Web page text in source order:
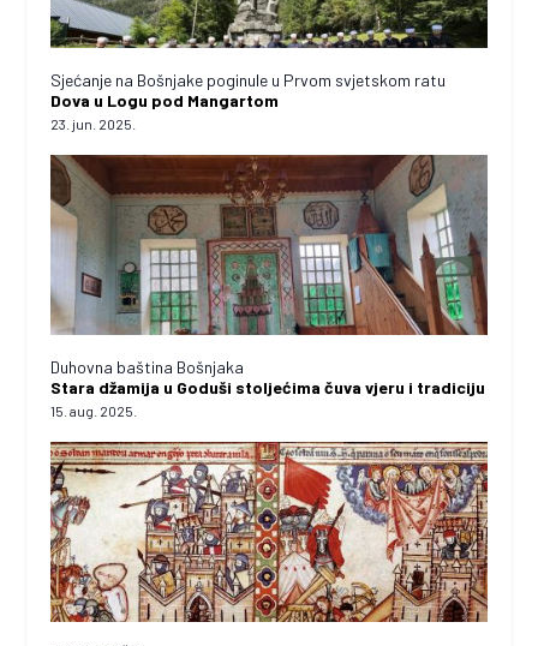
Sjećanje na Bošnjake poginule u Prvom svjetskom ratu
Dova u Logu pod Mangartom
23. jun. 2025.
Duhovna baština Bošnjaka
Stara džamija u Goduši stoljećima čuva vjeru i tradiciju
15. aug. 2025.